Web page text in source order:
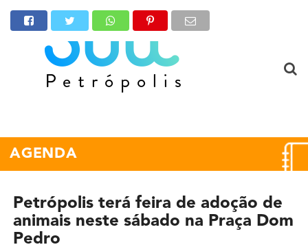
AGENDA
Petrópolis terá feira de adoção de
animais neste sábado na Praça Dom
Pedro